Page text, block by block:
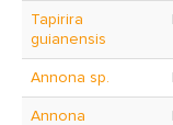
Tapirira
guianensis
Annona sp.
Annona